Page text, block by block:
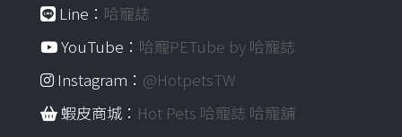
Line： 哈寵誌
YouTube： 哈寵PETube by 哈寵誌
Instagram： @HotpetsTW
蝦皮商城： Hot Pets 哈寵誌 哈寵舖